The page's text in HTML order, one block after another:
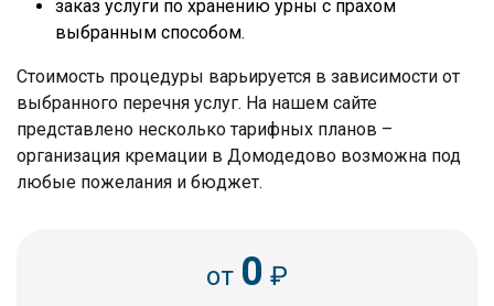
заказ услуги по хранению урны с прахом
выбранным способом.
Стоимость процедуры варьируется в зависимости от
выбранного перечня услуг. На нашем сайте
представлено несколько тарифных планов –
организация кремации в Домодедово возможна под
любые пожелания и бюджет.
от 0 ₽